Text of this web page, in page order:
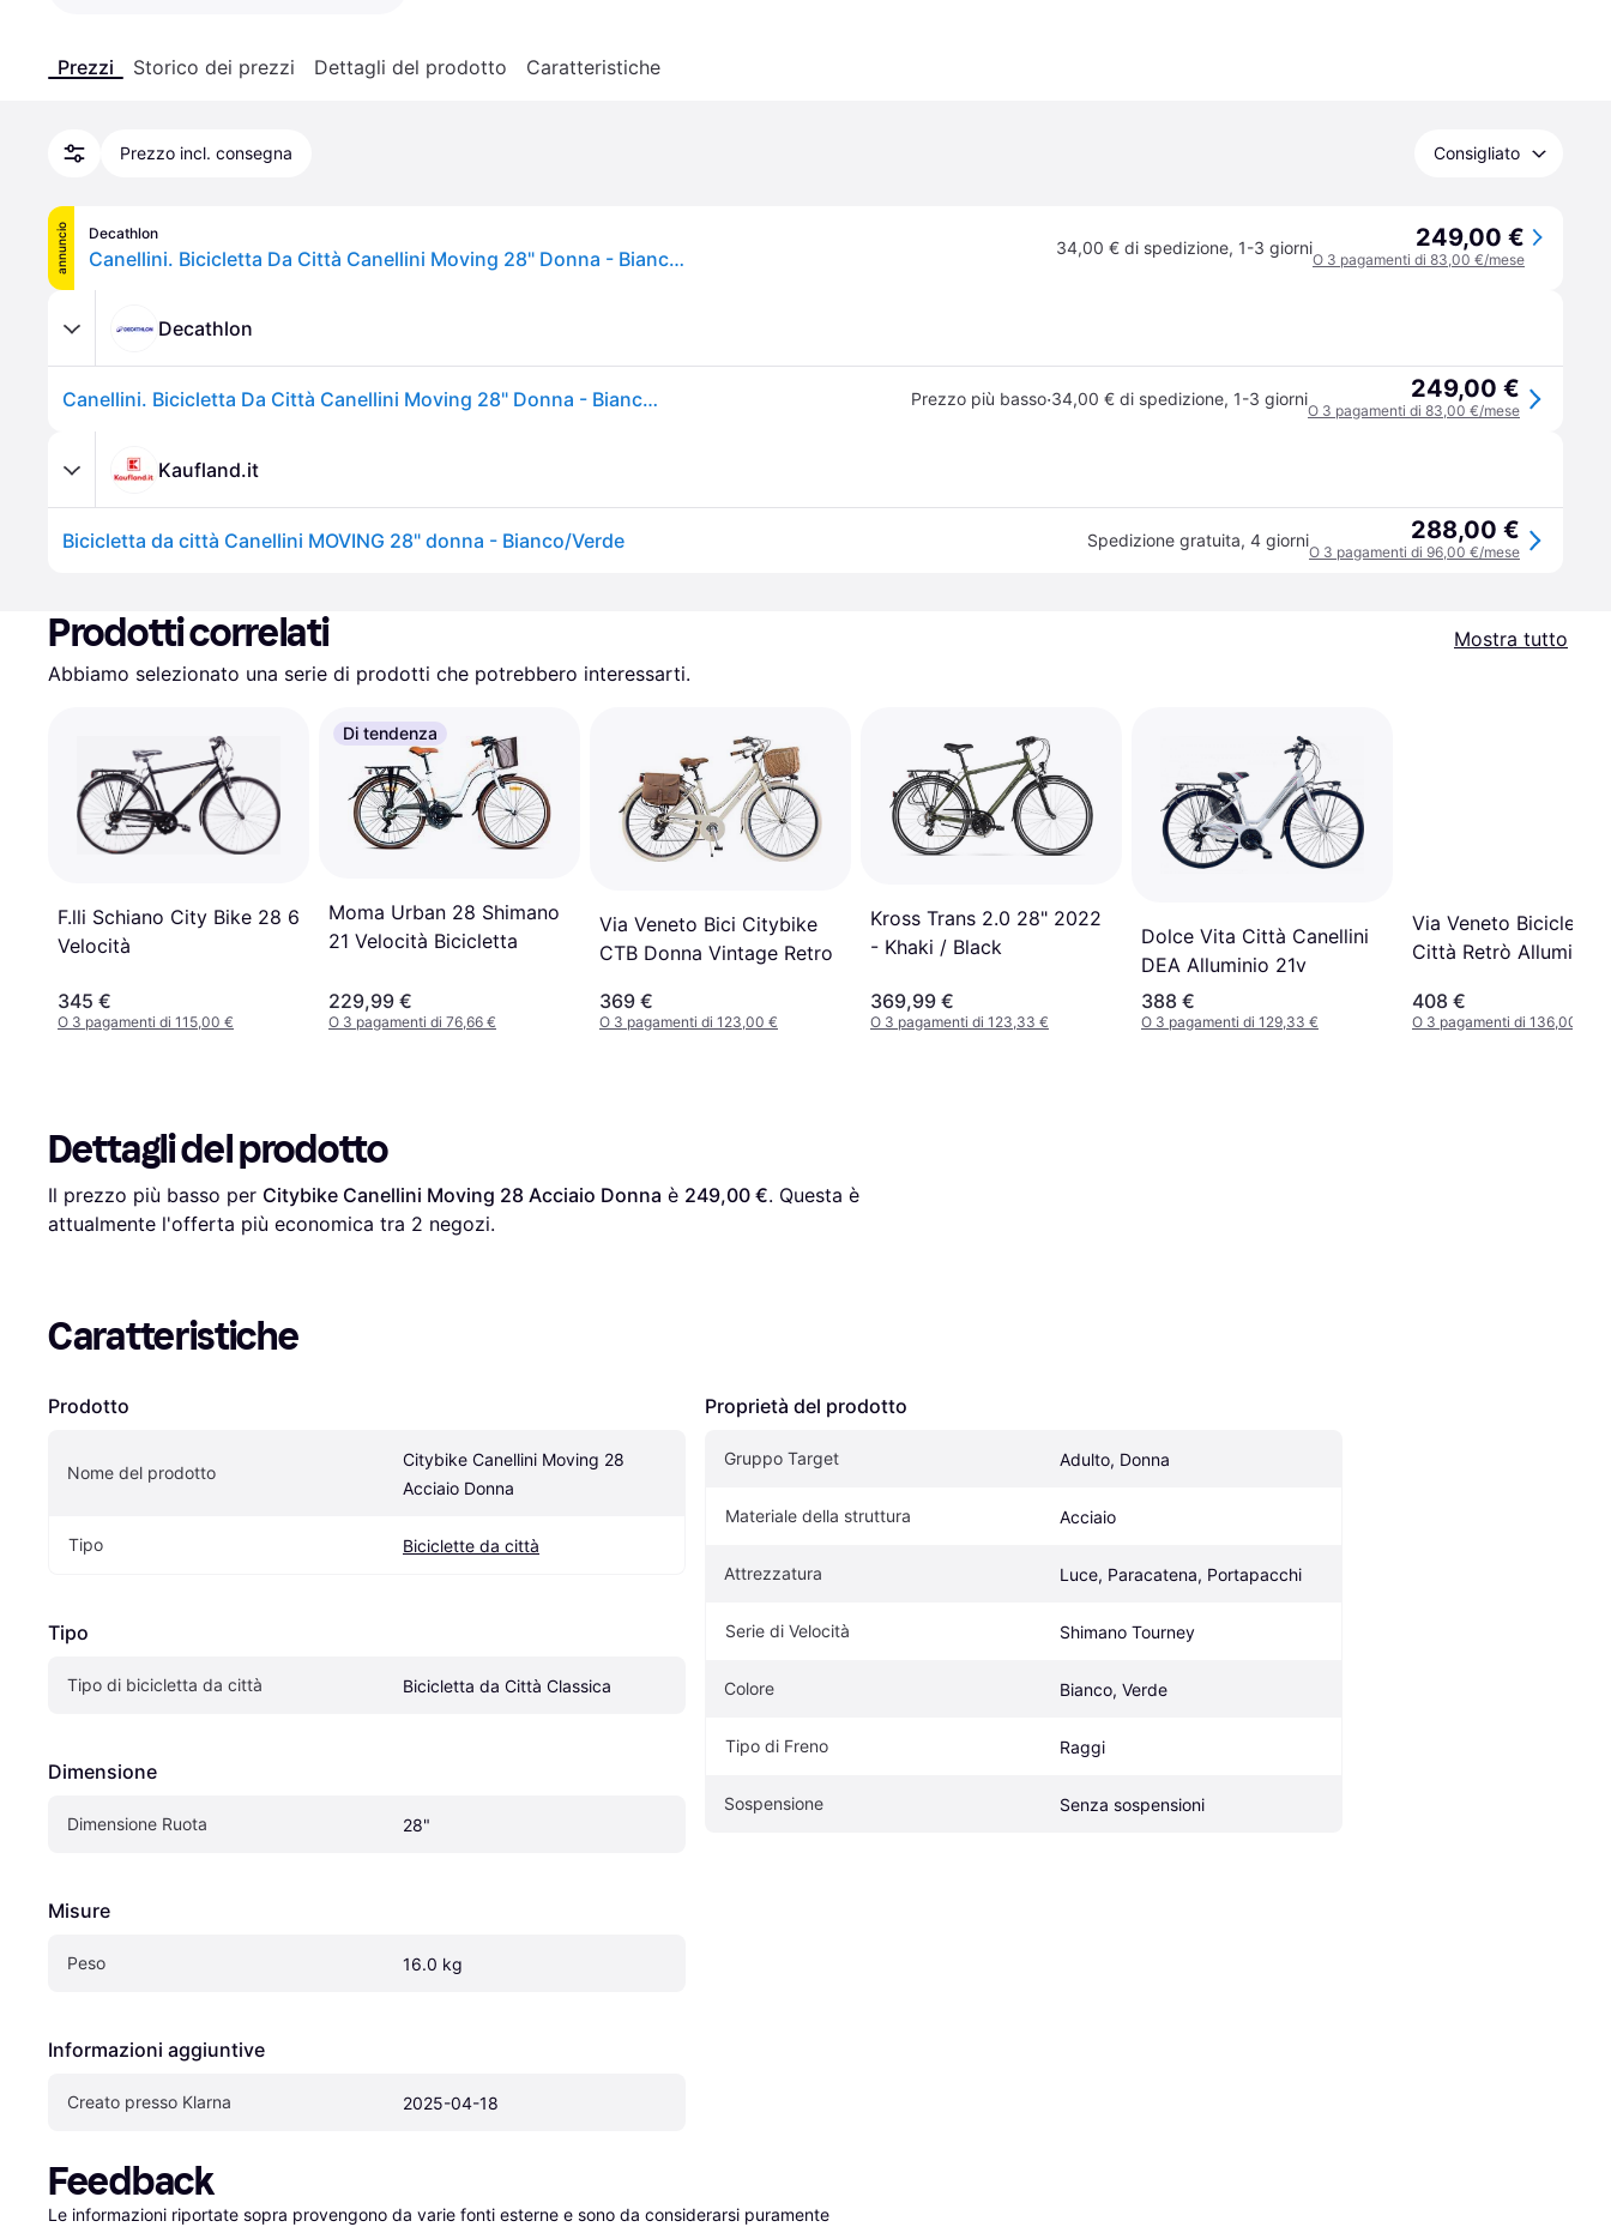
Prezzi Storico dei prezzi Dettagli del prodotto Caratteristiche
Prezzo incl. consegna Consigliato
annuncio Decathlon
Canellini. Bicicletta Da Città Canellini Moving 28" Donna - Bianco/verde Bici Da Citta Ritiro Gratis - biancoverde 34,00 € di spedizione, 1-3 giorni 249,00 €
O 3 pagamenti di 83,00 €/mese
Decathlon
Canellini. Bicicletta Da Città Canellini Moving 28" Donna - Bianco/verde Bici Da Citta Ritiro Gratis - biancoverde Prezzo più basso·34,00 € di spedizione, 1-3 giorni 249,00 €
O 3 pagamenti di 83,00 €/mese
Kaufland.it
Bicicletta da città Canellini MOVING 28" donna - Bianco/Verde Spedizione gratuita, 4 giorni 288,00 €
O 3 pagamenti di 96,00 €/mese
Prodotti correlati
Mostra tutto
Abbiamo selezionato una serie di prodotti che potrebbero interessarti.
F.lli Schiano City Bike 28 6
Velocità
345 €
O 3 pagamenti di 115,00 €
Di tendenza
Moma Urban 28 Shimano
21 Velocità Bicicletta
229,99 €
O 3 pagamenti di 76,66 €
Via Veneto Bici Citybike
CTB Donna Vintage Retro
369 €
O 3 pagamenti di 123,00 €
Kross Trans 2.0 28" 2022
- Khaki / Black
369,99 €
O 3 pagamenti di 123,33 €
Dolce Vita Città Canellini
DEA Alluminio 21v
388 €
O 3 pagamenti di 129,33 €
Via Veneto Bicicletta
Città Retrò Alluminio
Oliva 50
408 €
O 3 pagamenti di 136,00 €
Dettagli del prodotto
Il prezzo più basso per Citybike Canellini Moving 28 Acciaio Donna è 249,00 €. Questa è
attualmente l'offerta più economica tra 2 negozi.
Caratteristiche
Prodotto
Nome del prodotto
Citybike Canellini Moving 28
Acciaio Donna
Tipo Biciclette da città
Tipo
Tipo di bicicletta da città Bicicletta da Città Classica
Dimensione
Dimensione Ruota 28"
Misure
Peso 16.0 kg
Informazioni aggiuntive
Creato presso Klarna 2025-04-18
Proprietà del prodotto
Gruppo Target Adulto, Donna
Materiale della struttura Acciaio
Attrezzatura Luce, Paracatena, Portapacchi
Serie di Velocità Shimano Tourney
Colore Bianco, Verde
Tipo di Freno Raggi
Sospensione Senza sospensioni
Feedback
Le informazioni riportate sopra provengono da varie fonti esterne e sono da considerarsi puramente